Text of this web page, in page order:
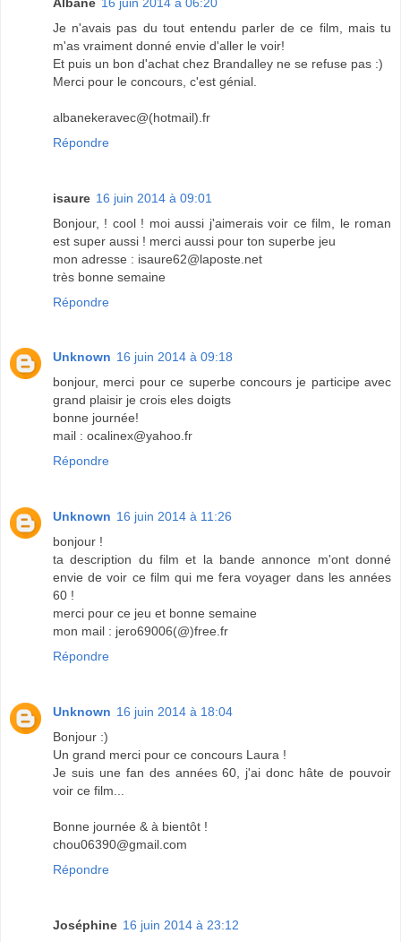
Je n'avais pas du tout entendu parler de ce film, mais tu
m'as vraiment donné envie d'aller le voir!
Et puis un bon d'achat chez Brandalley ne se refuse pas :)
Merci pour le concours, c'est génial.
albanekeravec@(hotmail).fr
Répondre
isaure 16 juin 2014 à 09:01
Bonjour, ! cool ! moi aussi j'aimerais voir ce film, le roman
est super aussi ! merci aussi pour ton superbe jeu
mon adresse : isaure62@laposte.net
très bonne semaine
Répondre
Unknown 16 juin 2014 à 09:18
bonjour, merci pour ce superbe concours je participe avec
grand plaisir je crois eles doigts
bonne journée!
mail : ocalinex@yahoo.fr
Répondre
Unknown 16 juin 2014 à 11:26
bonjour !
ta description du film et la bande annonce m'ont donné
envie de voir ce film qui me fera voyager dans les années
60 !
merci pour ce jeu et bonne semaine
mon mail : jero69006(@)free.fr
Répondre
Unknown 16 juin 2014 à 18:04
Bonjour :)
Un grand merci pour ce concours Laura !
Je suis une fan des années 60, j'ai donc hâte de pouvoir
voir ce film...
Bonne journée & à bientôt !
chou06390@gmail.com
Répondre
Joséphine 16 juin 2014 à 23:12